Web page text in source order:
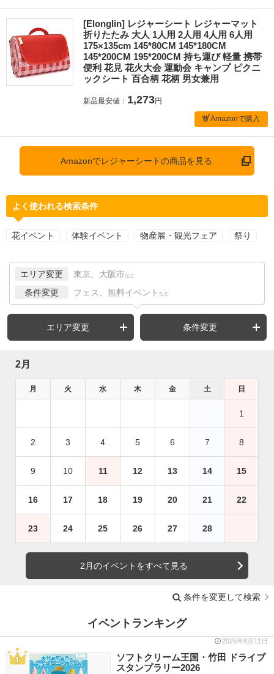
[Elonglin] レジャーシート レジャーマット
折りたたみ 大人 1人用 2人用 4人用 6人用
175×135cm 145*80CM 145*180CM
145*200CM 195*200CM 持ち運び 軽量 携帯
便利 花見 花火大会 運動会 キャンプ ピクニ
ックシート 百合柄 花柄 男女兼用
新品最安値： 1,273円
Amazonで購入
Amazonでレジャーシートの商品を見る
よく使われる検索条件
花イベント 体験イベント 物産展・観光フェア 祭り
エリア変更 東京、大阪市 など
条件変更 フェス、無料イベント など
エリア変更 条件変更
2月
月 火 水 木 金 土 日
1
2 3 4 5 6 7 8
9 10 11 12 13 14 15
16 17 18 19 20 21 22
23 24 25 26 27 28
2月のイベントをすべて見る
条件を変更して検索
イベントランキング
2026年8月11日
ソフトクリーム王国・竹田 ドライブ
スタンプラリー2026